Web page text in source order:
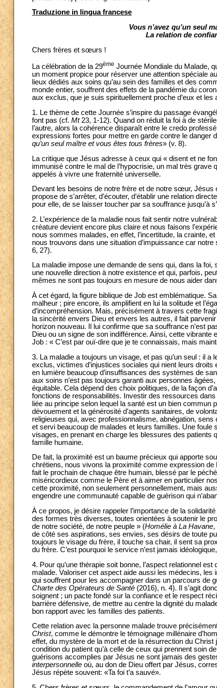
Traduzione in lingua francese
Vous n’avez qu’un seul
La relation de
Chers frères et sœurs !
La célébration de la 29ème Journée Mondiale du Malade,
un moment propice pour réserver une attention spéciale
lieux dédiés aux soins qu’au sein des familles et des
monde entier, souffrent des effets de la pandémie du
aux exclus, que je suis spirituellement proche d’eux et les
1. Le thème de cette Journée s’inspire du passage
font pas (cf. Mt23, 1-12). Quand on réduit la foi à de
l’autre, alors la cohérence disparaît entre le credo
expressions fortes pour mettre en garde contre le danger
qu’un seul maître et vous êtes tous frères» (v. 8).
La critique que Jésus adresse à ceux qui « disent et ne
immunisé contre le mal de l’hypocrisie, un mal très grave
appelés à vivre une fraternité universelle.
Devant les besoins de notre frère et de notre sœur, Jésus
propose de s’arrêter, d’écouter, d’établir une relation
pour elle, de se laisser toucher par sa souffrance jusqu’à
2. L’expérience de la maladie nous fait sentir notre
créature devient encore plus claire et nous faisons
nous sommes malades, en effet, l’incertitude, la crainte,
nous trouvons dans une situation d’impuissance car
6, 27).
La maladie impose une demande de sens qui, dans la
une nouvelle direction à notre existence et qui, parfois,
mêmes ne sont pas toujours en mesure de nous aider
À cet égard, la figure biblique de Job est emblématique.
malheur ; pire encore, ils amplifient en lui la solitude et
d’incompréhension. Mais, précisément à travers cette
la sincérité envers Dieu et envers les autres, il fait
horizon nouveau. Il lui confirme que sa souffrance n’est
Dieu ou un signe de son indifférence. Ainsi, cette
Job : « C’est par ouï-dire que je te connaissais, mais
3. La maladie a toujours un visage, et pas qu’un seul : il
exclus, victimes d’injustices sociales qui nient leurs
en lumière beaucoup d’insuffisances des systèmes de
aux soins n’est pas toujours garanti aux personnes
équitable. Cela dépend des choix politiques, de la façon
fonctions de responsabilités. Investir des ressources
liée au principe selon lequel la santé est un bien
dévouement et la générosité d’agents sanitaires, de
religieuses qui, avec professionnalisme, abnégation,
et servi beaucoup de malades et leurs familles. Une
visages, en prenant en charge les blessures des patients
famille humaine.
De fait, la proximité est un baume précieux qui apporte
chrétiens, nous vivons la proximité comme expression de
fait le prochain de chaque être humain, blessé par le
miséricordieux comme le Père et à aimer en particulier
cette proximité, non seulement personnellement, mais
engendre une communauté capable de guérison qui
À ce propos, je désire rappeler l’importance de la
des formes très diverses, toutes orientées à soutenir le
de notre société, de notre peuple » (Homélie à La Havane,
de côté ses aspirations, ses envies, ses désirs de toute
toujours le visage du frère, il touche sa chair, il sent sa
du frère. C’est pourquoi le service n’est jamais
4. Pour qu’une thérapie soit bonne, l’aspect relationnel
malade. Valoriser cet aspect aide aussi les médecins,
qui souffrent pour les accompagner dans un parcours de
Charte des Opérateurs de Santé (2016), n. 4). Il s’agit
soignent ; un pacte fondé sur la confiance et le respect
barrière défensive, de mettre au centre la dignité du
bon rapport avec les familles des patients.
Cette relation avec la personne malade trouve
Christ, comme le démontre le témoignage millénaire
effet, du mystère de la mort et de la résurrection du
condition du patient qu’à celle de ceux qui prennent soin
guérisons accomplies par Jésus ne sont jamais des
interpersonnelle où, au don de Dieu offert par Jésus,
Jésus répète souvent: «Ta foi t’a sauvé».